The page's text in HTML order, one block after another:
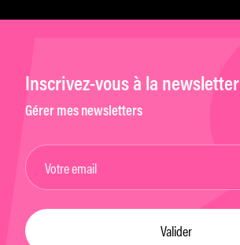
Inscrivez-vous à la newsletter
Gérer mes newsletters